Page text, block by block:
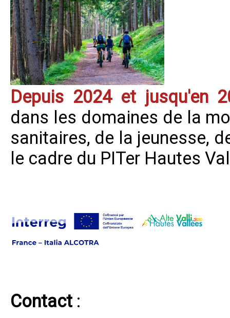
Depuis 2024 et jusqu'en
dans les domaines de la
sanitaires, de la jeunesse,
le cadre du PITer Hautes
Contact :